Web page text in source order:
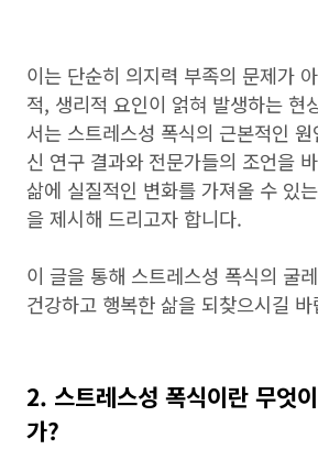
이는 단순히 의지력 부족의 문제가
적, 생리적 요인이 얽혀 발생하는 현
서는 스트레스성 폭식의 근본적인
신 연구 결과와 전문가들의 조언을
삶에 실질적인 변화를 가져올 수 있
을 제시해 드리고자 합니다.
이 글을 통해 스트레스성 폭식의 굴
건강하고 행복한 삶을 되찾으시길 바
2. 스트레스성 폭식이란 무엇
가?